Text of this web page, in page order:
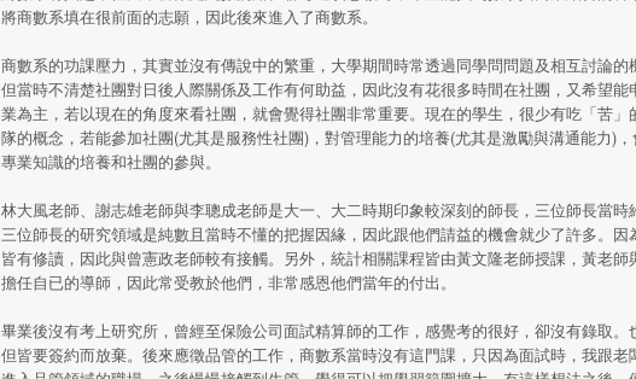
將商數系填在很前面的志願，因此後來進入了商數系。
商數系的功課壓力，其實並沒有傳說中的繁重，大學期間時常透過同學問問題及相互討論的
但當時不清楚社團對日後人際關係及工作有何助益，因此沒有花很多時間在社團，又希望
業為主，若以現在的角度來看社團，就會覺得社團非常重要。現在的學生，很少有吃「苦
隊的概念，若能參加社團(尤其是服務性社團)，對管理能力的培養(尤其是激勵與溝通能力)
專業知識的培養和社團的參與。
林大風老師、謝志雄老師與李聰成老師是大一、大二時期印象較深刻的師長，三位師長當
三位師長的研究領域是純數且當時不懂的把握因緣，因此跟他們請益的機會就少了許多。
皆有修讀，因此與曾憲政老師較有接觸。另外，統計相關課程皆由黃文隆老師授課，黃老
擔任自已的導師，因此常受教於他們，非常感恩他們當年的付出。
畢業後沒有考上研究所，曾經至保險公司面試精算師的工作，感覺考的很好，卻沒有錄取。
但皆要簽約而放棄。後來應徵品管的工作，商數系當時沒有這門課，只因為面試時，我跟